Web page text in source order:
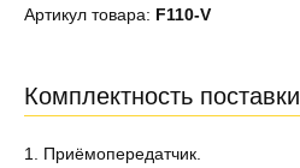
Артикул товара: F110-V
Комплектность поставки
1. Приёмопередатчик.